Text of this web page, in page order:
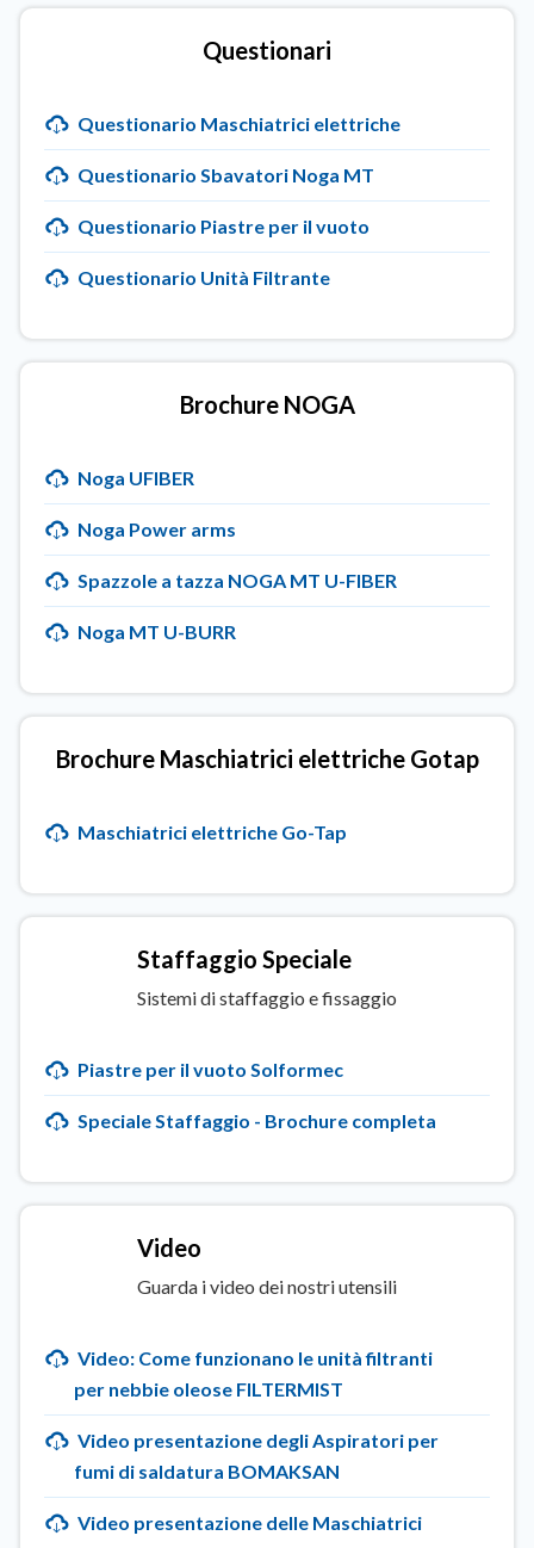
Questionari
Questionario Maschiatrici elettriche
Questionario Sbavatori Noga MT
Questionario Piastre per il vuoto
Questionario Unità Filtrante
Brochure NOGA
Noga UFIBER
Noga Power arms
Spazzole a tazza NOGA MT U-FIBER
Noga MT U-BURR
Brochure Maschiatrici elettriche Gotap
Maschiatrici elettriche Go-Tap
Staffaggio Speciale
Sistemi di staffaggio e fissaggio
Piastre per il vuoto Solformec
Speciale Staffaggio - Brochure completa
Video
Guarda i video dei nostri utensili
Video: Come funzionano le unità filtranti
per nebbie oleose FILTERMIST
Video presentazione degli Aspiratori per
fumi di saldatura BOMAKSAN
Video presentazione delle Maschiatrici